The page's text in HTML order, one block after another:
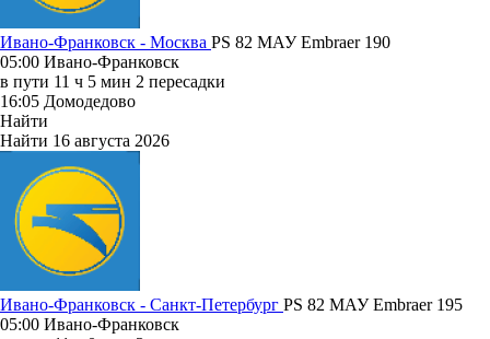
Ивано-Франковск - Москва PS 82 МАУEmbraer 190
05:00 Ивано-Франковск
в пути 11 ч 5 мин 2 пересадки
16:05 Домодедово
Найти
Найти 16 августа 2026
Ивано-Франковск - Санкт-Петербург PS 82 МАУEmbraer 195
05:00 Ивано-Франковск